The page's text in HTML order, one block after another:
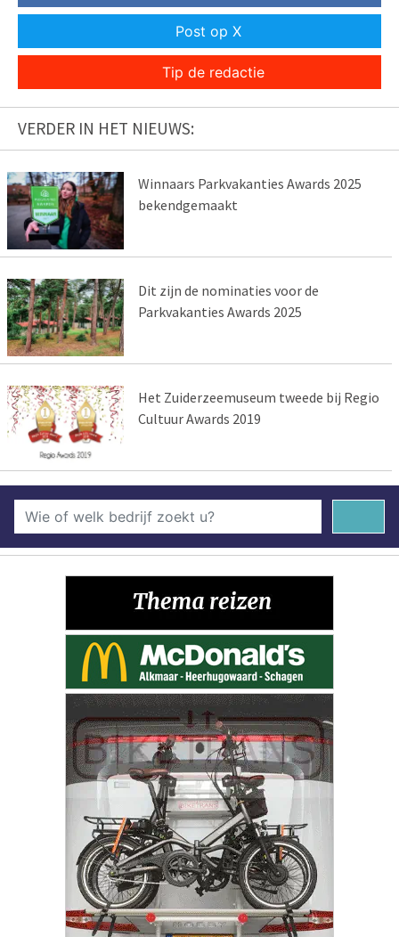
Post op X
Tip de redactie
VERDER IN HET NIEUWS:
Winnaars Parkvakanties Awards 2025
bekendgemaakt
Dit zijn de nominaties voor de
Parkvakanties Awards 2025
Het Zuiderzeemuseum tweede bij Regio
Cultuur Awards 2019